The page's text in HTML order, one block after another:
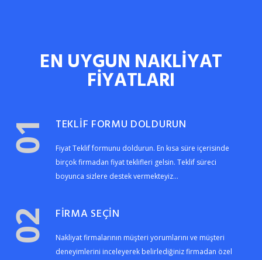
EN UYGUN NAKLİYAT
FİYATLARI
01 TEKLİF FORMU DOLDURUN
Fiyat Teklif formunu doldurun. En kısa süre içerisinde
birçok firmadan fiyat teklifleri gelsin. Teklif süreci
boyunca sizlere destek vermekteyiz...
02 FİRMA SEÇİN
Nakliyat firmalarının müşteri yorumlarını ve müşteri
deneyimlerini inceleyerek belirlediğiniz firmadan özel